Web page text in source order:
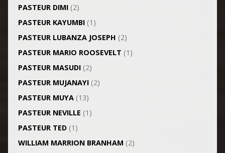
PASTEUR DIMI(2)
PASTEUR KAYUMBI(1)
PASTEUR LUBANZA JOSEPH (2)
PASTEUR MARIO ROOSEVELT (1)
PASTEUR MASUDI(2)
PASTEUR MUJANAYI(2)
PASTEUR MUYA(13)
PASTEUR NEVILLE (1)
PASTEUR TED(1)
WILLIAM MARRION BRANHAM (2)